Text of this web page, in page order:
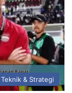
Teknik & Strategi